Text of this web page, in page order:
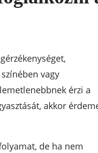
vagy
érzi a
akkor
de ha nem